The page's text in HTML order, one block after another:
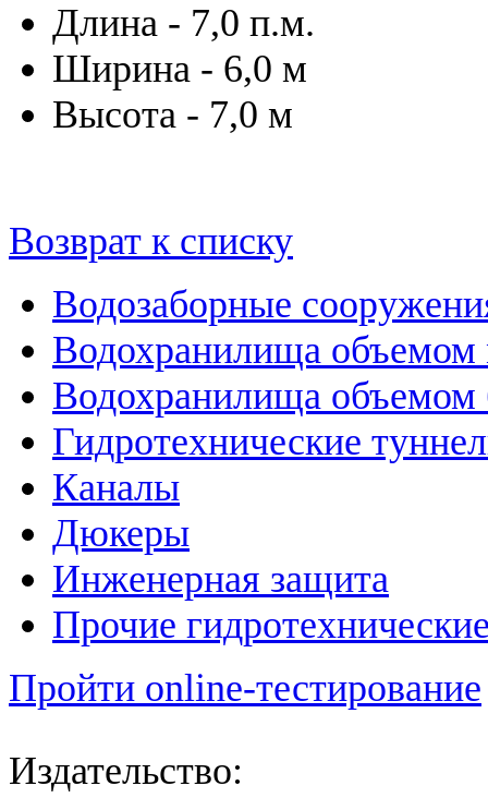
Длина - 7,0 п.м.
Ширина - 6,0 м
Высота - 7,0 м
Возврат к списку
Водозаборные
Водохранилища
Водохранилища объемом
Гидротехнические
Каналы
Дюкеры
Инженерная защита
Прочие
Пройти online-тестирование
Издательство: